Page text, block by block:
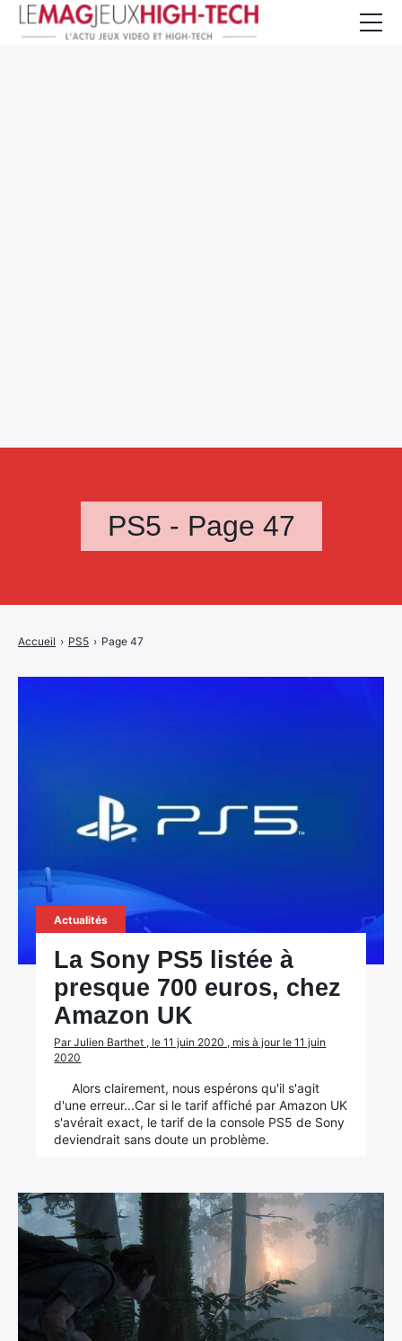
PS5 - Page 47
Accueil › PS5 › Page 47
Actualités
La Sony PS5 listée à
presque 700 euros, chez
Amazon UK
Par Julien Barthet , le 11 juin 2020 , mis à jour le 11 juin
2020
Alors clairement, nous espérons qu'il s'agit
d'une erreur...Car si le tarif affiché par Amazon UK
s'avérait exact, le tarif de la console PS5 de Sony
deviendrait sans doute un problème.